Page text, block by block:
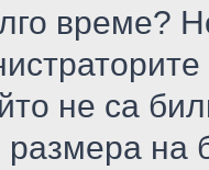
време?
не са
на